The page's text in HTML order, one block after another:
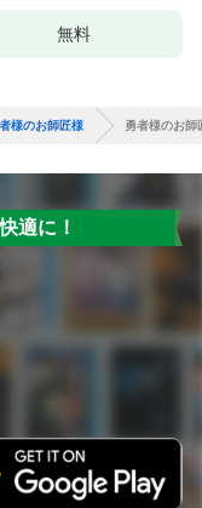
無料
様のお師匠様 勇者様のお師
適に！